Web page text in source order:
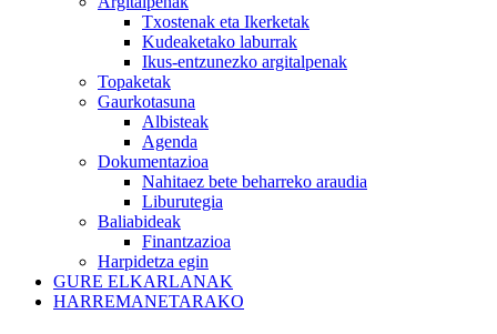
Txostenak eta Ikerketak
Kudeaketako laburrak
Ikus-entzunezko argitalpenak
Topaketak
Gaurkotasuna
Albisteak
Agenda
Dokumentazioa
Nahitaez bete beharreko araudia
Liburutegia
Baliabideak
Finantzazioa
Harpidetza egin
GURE ELKARLANAK
HARREMANETARAKO